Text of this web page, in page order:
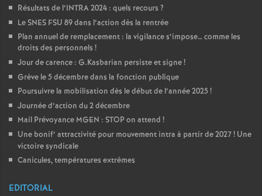
Résultats de l’INTRA 2024 : quels recours ?
Le SNES FSU 89 dans l’action dès la rentrée
Plan annuel de remplacement : la vigilance s’impose… comme les
droits des personnels !
Jour de carence : G.Kasbarian persiste et signe!
Grève le 5 décembre dans la fonction publique
Poursuivre la mobilisation dès le début de l’année 2025!
Journée d’action du 2 décembre
Mail Prévoyance MGEN : STOP on attend !
Une bonif’ attractivité pour mouvement intra à partir de 2027! Une
victoire syndicale
Canicules, températures extrêmes
EDITORIAL